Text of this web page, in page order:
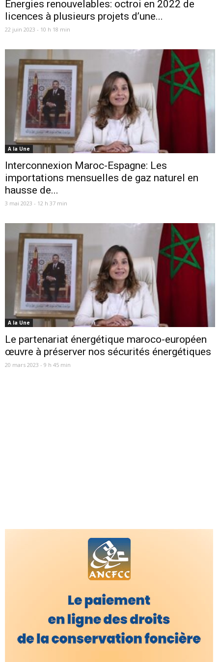
Energies renouvelables: octroi en 2022 de
licences à plusieurs projets d’une...
22 juin 2023 - 10 h 18 min
A la Une
Interconnexion Maroc-Espagne: Les
importations mensuelles de gaz naturel en
hausse de...
3 mai 2023 - 12 h 37 min
A la Une
Le partenariat énergétique maroco-européen
œuvre à préserver nos sécurités énergétiques
20 mars 2023 - 9 h 45 min